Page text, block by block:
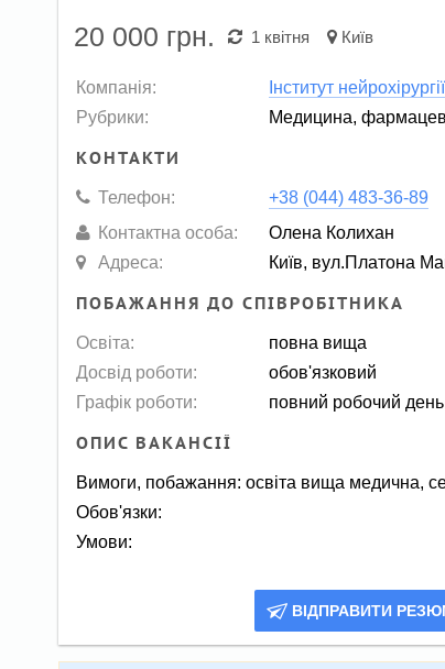
20 000 грн. 1 квітня Київ
Компанія: Інститут нейрохірургії
Рубрики:
Медицина,
КОНТАКТИ
Телефон:
+38 (044) 483-36-89
Контактна особа:
Олена Колихан
Адреса:
Київ, вул.Платона
ПОБАЖАННЯ ДО СПІВРОБІТНИКА
Освіта:
повна вища
Досвід роботи:
обов'язковий
Графік роботи:
повний робочий день
ОПИС ВАКАНСІЇ
Вимоги, побажання: освіта вища медична,
Обов'язки:
Умови:
ВІДПРАВИТИ